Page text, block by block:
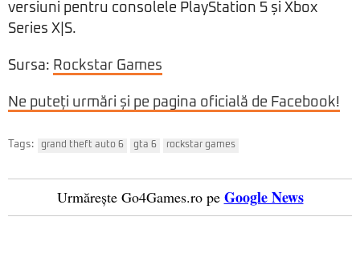
versiuni pentru consolele PlayStation 5 și Xbox
Series X|S.
Sursa: Rockstar Games
Ne puteți urmări și pe pagina oficială de Facebook!
Tags: grand theft auto 6 gta 6 rockstar games
Urmărește Go4Games.ro pe Google News